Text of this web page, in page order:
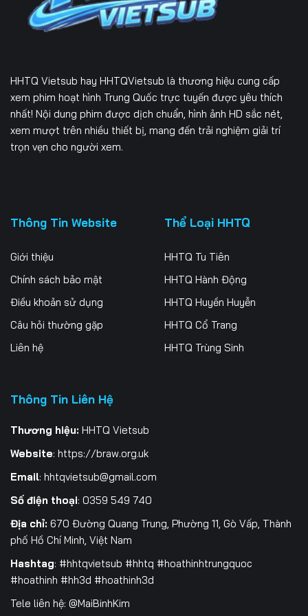
Tập 169 Tập 170 Tập 171
Tập 172
Tập 178 Tập 179 Tập 180
Tập 181 Tập 182 Tập 183
Tập 184
Tập 190 Tập 192
Tập 196 Tập 197 Tập 198
Tập 199 Tập 200 Tập 201
Tập 208
Tập 211 Tập 212
Tập 214 Tập 215
Tập 220 Tập 221 Tập 222
Tập 223 Tập 224
Tập 226 Tập 227
Tập 229
HHTQ Vietsub hay HHTQVietsub là thương hiệu cung cấp
xem phim hoạt hình Trung Quốc trực tuyến được yêu thích
nhất! Nội dung phim được dịch chuẩn, hình ảnh HD sắc nét,
xem mượt trên nhiều thiết bị, mang đến trải nghiệm giải trí
trọn vẹn cho người xem.
Thông Tin Website
Giới thiệu
Chính sách bảo mật
Điều khoản sử dụng
Câu hỏi thường gặp
Liên hệ
Thể Loại HHTQ
HHTQ Tu Tiên
HHTQ Hành Động
HHTQ Huyền Huyễn
HHTQ Cổ Trang
HHTQ Trùng Sinh
Thông Tin Liên Hệ
Thương hiệu: HHTQ Vietsub
Website: https://braw.org.uk
Email: hhtqvietsub@gmail.com
Số điện thoại: 0359 549 740
Địa chỉ: 670 Đường Quang Trung, Phường 11, Gò Vấp, Thành
phố Hồ Chí Minh, Việt Nam
Hashtag: #hhtqvietsub #hhtq #hoathinhtrungquoc
#hoathinh #hh3d #hoathinh3d
Tele liên hệ: @MaiBinhKim